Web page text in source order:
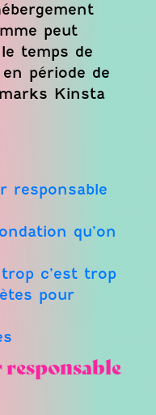
peut
temps de
période de
Kinsta
responsable
qu’on
c’est trop
pour
responsable